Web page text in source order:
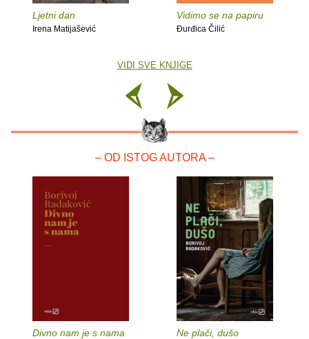
Ljetni dan
Irena Matijašević
Vidimo se na papiru
Đurđica Čilić
VIDI SVE KNJIGE
– OD ISTOG AUTORA –
Divno nam je s nama Ne plači, dušo